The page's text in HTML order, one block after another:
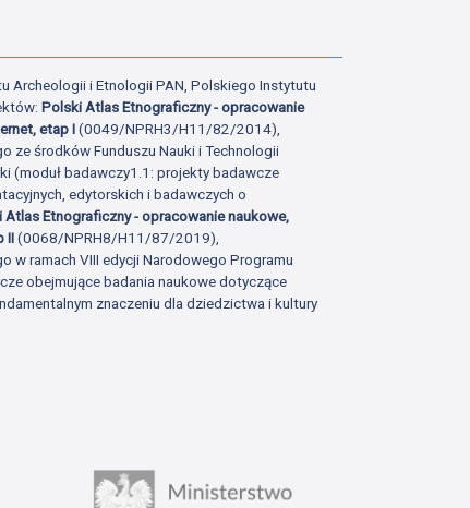
Archeologii i Etnologii PAN, Polskiego Instytutu
Polski Atlas Etnograficzny - opracowanie
etap I(0049/NPRH3/H11/82/2014),
ze środków Funduszu Nauki i Technologii
(moduł badawczy1.1: projekty badawcze
edytorskich i badawczych o
Atlas Etnograficzny - opracowanie naukowe,
II(0068/NPRH8/H11/87/2019),
w ramach VIII edycji Narodowego Programu
obejmujące badania naukowe dotyczące
znaczeniu dla dziedzictwa i kultury